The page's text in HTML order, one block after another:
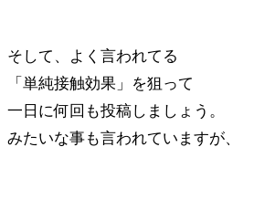
そして、よく言われてる
「単純接触効果」を狙って
一日に何回も投稿しましょう。
みたいな事も言われていますが、